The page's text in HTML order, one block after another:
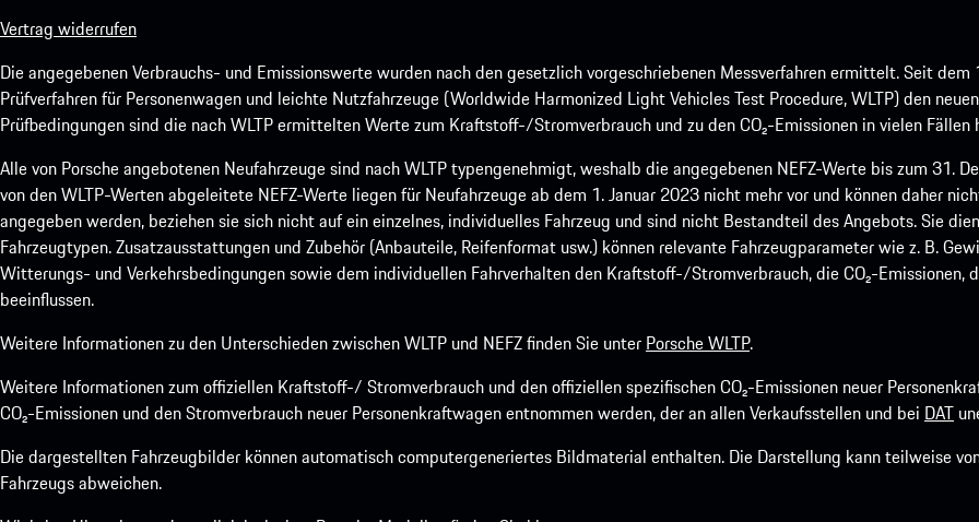
Vertrag widerrufen
Die angegebenen Verbrauchs- und Emissionswerte wurden nach den gesetzlich vorgeschriebenen Messverfahren ermittelt. Seit
Prüfverfahren für Personenwagen und leichte Nutzfahrzeuge (Worldwide Harmonized Light Vehicles Test Procedure, WLTP) den
Prüfbedingungen sind die nach WLTP ermittelten Werte zum Kraftstoff-/Stromverbrauch und zu den CO₂-Emissionen in vielen
Alle von Porsche angebotenen Neufahrzeuge sind nach WLTP typengenehmigt, weshalb die angegebenen NEFZ-Werte bis zum 31.
von den WLTP-Werten abgeleitete NEFZ-Werte liegen für Neufahrzeuge ab dem 1. Januar 2023 nicht mehr vor und können daher
angegeben werden, beziehen sie sich nicht auf ein einzelnes, individuelles Fahrzeug und sind nicht Bestandteil des Angebots. Sie
Fahrzeugtypen. Zusatzausstattungen und Zubehör (Anbauteile, Reifenformat usw.) können relevante Fahrzeugparameter wie z. B.
Witterungs- und Verkehrsbedingungen sowie dem individuellen Fahrverhalten den Kraftstoff-/Stromverbrauch, die CO₂-Emissionen,
beeinflussen.
Weitere Informationen zu den Unterschieden zwischen WLTP und NEFZ finden Sie unter Porsche WLTP.
Weitere Informationen zum offiziellen Kraftstoff-/ Stromverbrauch und den offiziellen spezifischen CO₂-Emissionen neuer
CO₂-Emissionen und den Stromverbrauch neuer Personenkraftwagen entnommen werden, der an allen Verkaufsstellen und bei DAT
Die dargestellten Fahrzeugbilder können automatisch computergeneriertes Bildmaterial enthalten. Die Darstellung kann teilweise
Fahrzeugs abweichen.